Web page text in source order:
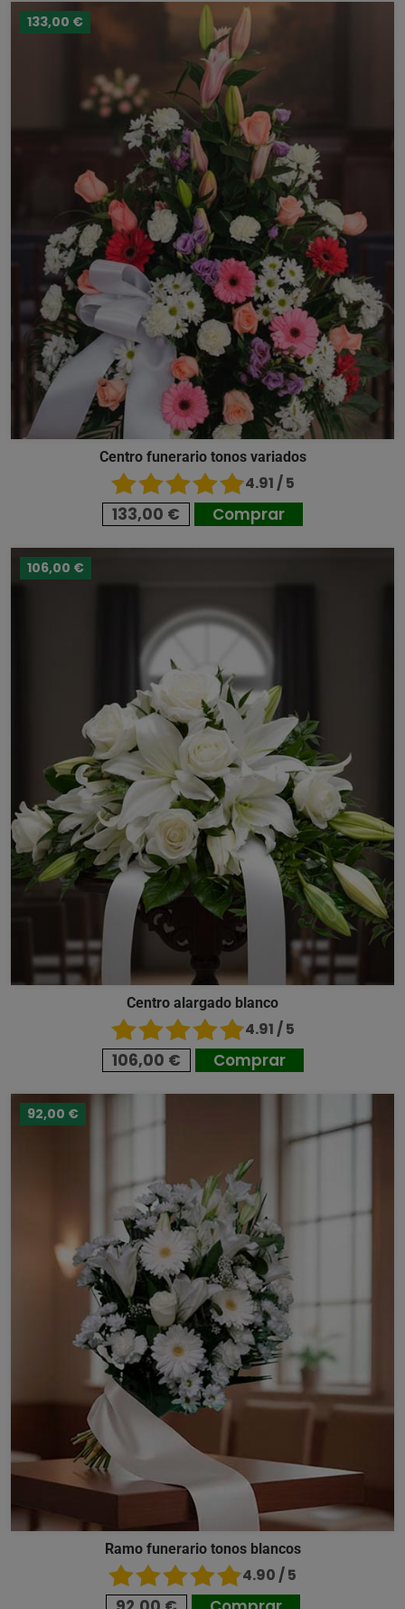
133,00 €
Centro funerario tonos variados
4.91 / 5
133,00 € Comprar
106,00 €
Centro alargado blanco
4.91 / 5
106,00 € Comprar
92,00 €
Ramo funerario tonos blancos
4.90 / 5